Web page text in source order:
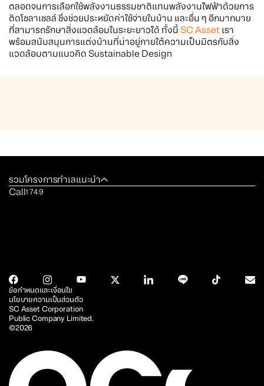
ตลอดจนการเลือกใช้พลังงานธรรมชาติแทนพลังงานไฟฟ้าด้วยการ
ติดโซลาเซลล์ ซึ่งช่วยประหยัดค่าใช้จ่ายในบ้าน และอื่น ๆ อีกมากมาย
ที่สามารถรักษาสิ่งแวดล้อมในระยะยาวได้ ทั้งนี้ SC Asset เรา
พร้อมสนับสนุนการแต่งบ้านที่น่าอยู่ภายใต้ความเป็นมิตรกับสิ่ง
แวดล้อมตามแนวคิด Sustainable Design
รวมโครงการทำเลแนะนำ
Call1749
SC Asset Corporation
Public Company Limited.
©2026
ข้อกำหนดและเงื่อนไข
นโยบายความเป็นส่วนตัว